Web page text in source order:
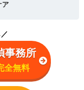
ア
事務所
全無料